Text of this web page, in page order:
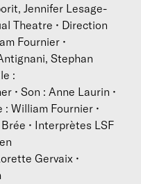
Jennifer Lesage-
Theatre • Direction
Fournier •
Stephan
:
• Son : Anne Laurin •
William Fournier •
• Interprètes LSF
Gervaix •